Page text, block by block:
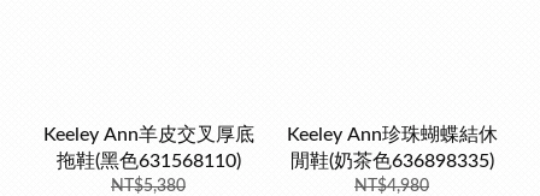
Keeley Ann羊皮交叉厚底
拖鞋(黑色631568110)
NT$5,380
Keeley Ann珍珠蝴蝶結休
閒鞋(奶茶色636898335)
NT$4,980